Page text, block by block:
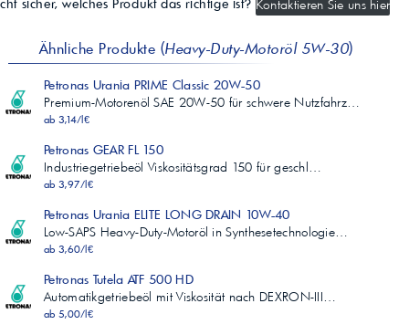
sicher, welches Produkt das richtige ist? Kontaktieren Sie uns hier
Ähnliche Produkte (Heavy-Duty-Motoröl 5W-30)
Petronas Urania PRIME Classic 20W-50
Premium-Motorenöl SAE 20W-50 für schwere Nutzfahrz…
ab 3,14/l€
Petronas GEAR FL 150
Industriegetriebeöl Viskositätsgrad 150 für geschl…
ab 3,97/l€
Petronas Urania ELITE LONG DRAIN 10W-40
Low-SAPS Heavy-Duty-Motoröl in Synthesetechnologie…
ab 3,60/l€
Petronas Tutela ATF 500 HD
Automatikgetriebeöl mit Viskosität nach DEXRON-III…
ab 5,00/l€